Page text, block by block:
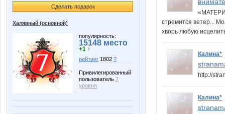
Сделать подарок
Халявный (основной)
популярность:
15148 место
+1 ↑
рейтинг 1802 ?
Привилегированный
пользователь 7
уровня
стремится ветер...
хворь любую
Калина*
http://
Калина*